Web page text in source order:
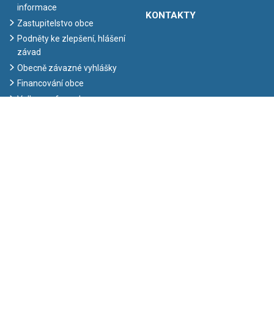
informace
Zastupitelstvo obce
Podněty ke zlepšení, hlášení
závad
Obecně závazné vyhlášky
Financování obce
Volby a referenda
KONTAKTY